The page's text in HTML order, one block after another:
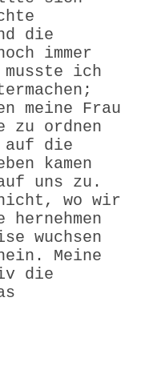
die
immer
ich
meine Frau
zu ordnen
auf die
kamen
uns zu.
nicht, wo wir
wuchsen
Meine
die